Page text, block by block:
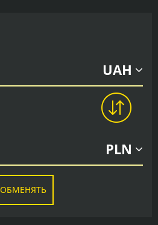
UAH
PLN
ОБМЕНЯТЬ